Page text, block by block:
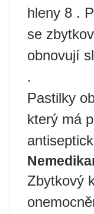
hleny 8 .
se
obnovují
.
Pastilky
který má
Zbytkový